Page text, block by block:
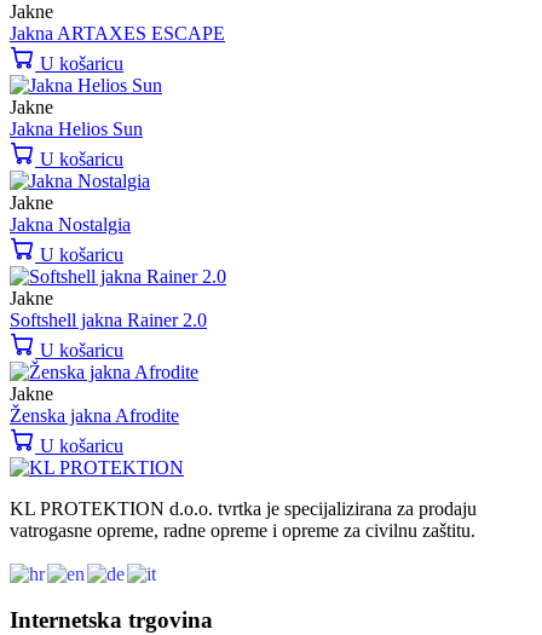
Jakne
Jakna ARTAXES ESCAPE
U košaricu
Jakne
Jakna Helios Sun
U košaricu
Jakne
Jakna Nostalgia
U košaricu
Jakne
Softshell jakna Rainer 2.0
U košaricu
Jakne
Ženska jakna Afrodite
U košaricu
KL PROTEKTION d.o.o. tvrtka je specijalizirana za prodaju
vatrogasne opreme, radne opreme i opreme za civilnu zaštitu.
Internetska trgovina